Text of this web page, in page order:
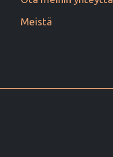
Meistä